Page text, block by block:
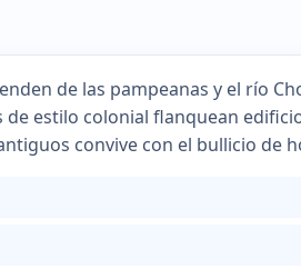
de las pampeanas y el río
de estilo colonial flanquean
convive con el bullicio de